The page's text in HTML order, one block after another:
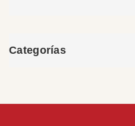
Categorías